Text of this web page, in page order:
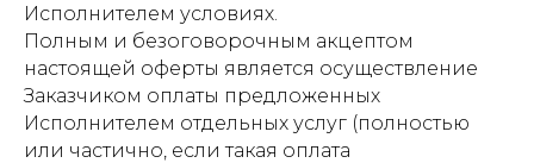
Исполнителем условиях.
Полным и безоговорочным акцептом
настоящей оферты является осуществление
Заказчиком оплаты предложенных
Исполнителем отдельных услуг (полностью
или частично, если такая оплата